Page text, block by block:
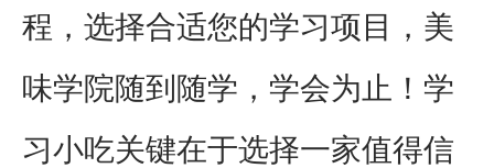
程，选择合适您的学习项目，美
味学院随到随学，学会为止！学
习小吃关键在于选择一家值得信